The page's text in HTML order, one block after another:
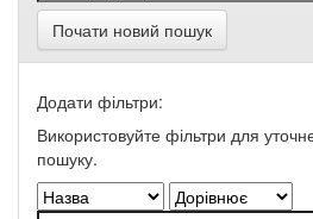
Почати новий пошук
Додати фільтри:
Використовуйте фільтри для
пошуку.